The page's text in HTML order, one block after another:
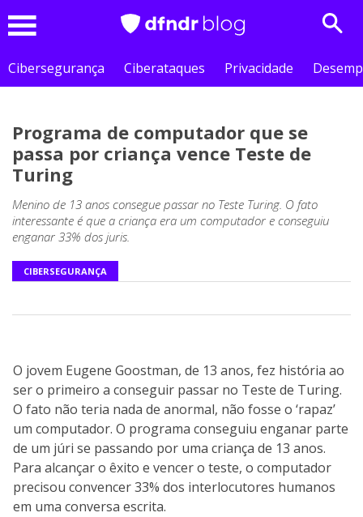
Cibersegurança
Ciberataques Privacidade
Programa de computador que se
passa por criança vence Teste de
Turing
Menino de 13 anos consegue passar no Teste Turing. O fato
interessante é que a criança era um computador e conseguiu
enganar 33% dos juris.
CIBERSEGURANÇA
O jovem Eugene Goostman, de 13 anos, fez história ao
ser o primeiro a conseguir passar no Teste de Turing.
O fato não teria nada de anormal, não fosse o ‘rapaz’
um computador. O programa conseguiu enganar parte
de um júri se passando por uma criança de 13 anos.
Para alcançar o êxito e vencer o teste, o computador
precisou convencer 33% dos interlocutores humanos
em uma conversa escrita.